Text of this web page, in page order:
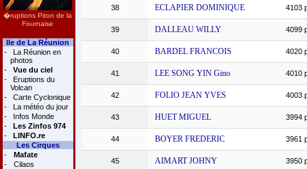
�ruptions Piton de la
Fournaise
Ile de La Réunion
-
La Réunion en
photos
-
Vue du ciel
-
Eruptions du
Volcan
-
Carte Cyclonique
-
La météo du jour
-
Infos Monde
-
Les Zinfos 974
-
LINFO.re
Les Cirques
-
Mafate
-
Cilaos
38 ECLAPIER DOMINIQUE 4103
39 DALLEAU WILLY 4099
40 BARDEL FRANCOIS 4020
41 LEE SONG YIN Gino 4010
42 FOLIO JEAN YVES 4003
43 HUET MIGUEL 3994
44 BOYER FREDERIC 3961
45 AIMART JOHNY 3950